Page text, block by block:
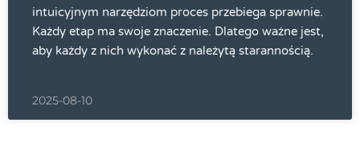
intuicyjnym narzędziom proces przebiega sprawnie.
Każdy etap ma swoje znaczenie. Dlatego ważne jest,
aby każdy z nich wykonać z należytą starannością.
2025-08-10